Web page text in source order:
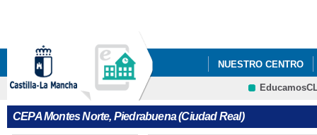
NUESTRO CENTRO
BLOGS
CEPA Montes Norte, Piedrabuena (Ciudad Real)